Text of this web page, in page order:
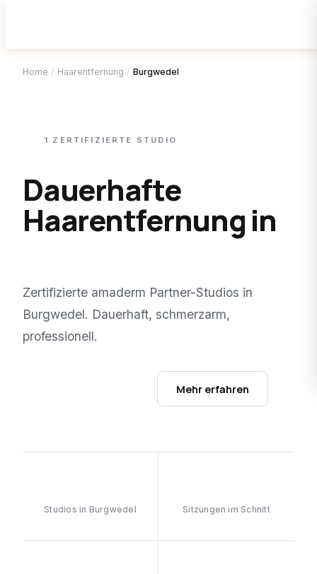
Home / Haarentfernung / Burgwedel
1 ZERTIFIZIERTE STUDIO
Dauerhafte
Haarentfernung in
Zertifizierte amaderm Partner-Studios in
Burgwedel. Dauerhaft, schmerzarm,
professionell.
Mehr erfahren
Studios in Burgwedel Sitzungen im Schnitt